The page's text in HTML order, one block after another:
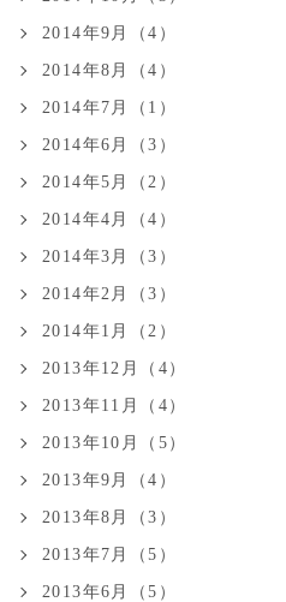
2014年9月（4）
2014年8月（4）
2014年7月（1）
2014年6月（3）
2014年5月（2）
2014年4月（4）
2014年3月（3）
2014年2月（3）
2014年1月（2）
2013年12月（4）
2013年11月（4）
2013年10月（5）
2013年9月（4）
2013年8月（3）
2013年7月（5）
2013年6月（5）